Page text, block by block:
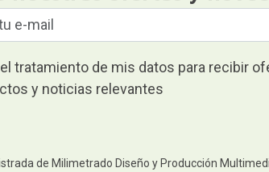
tratamiento de mis datos para recibir
y noticias relevantes
de Milimetrado Diseño y Producción